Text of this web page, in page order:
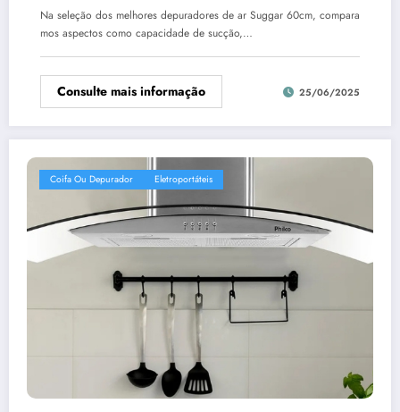
Na seleção dos melhores depuradores de ar Suggar 60cm, compara
mos aspectos como capacidade de sucção,…
Consulte mais informação 25/06/2025
Coifa Ou Depurador Eletroportáteis